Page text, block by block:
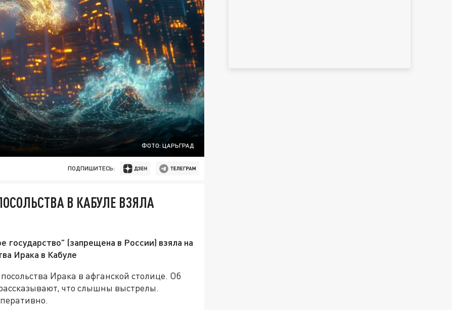
ФОТО: ЦАРЬГРАД
ПОДПИШИТЕСЬ:
В КАБУЛЕ ВЗЯЛА
государство" (запрещена в России) взяла на
Ирака в Кабуле
Ирака в афганской столице. Об
что слышны выстрелы.